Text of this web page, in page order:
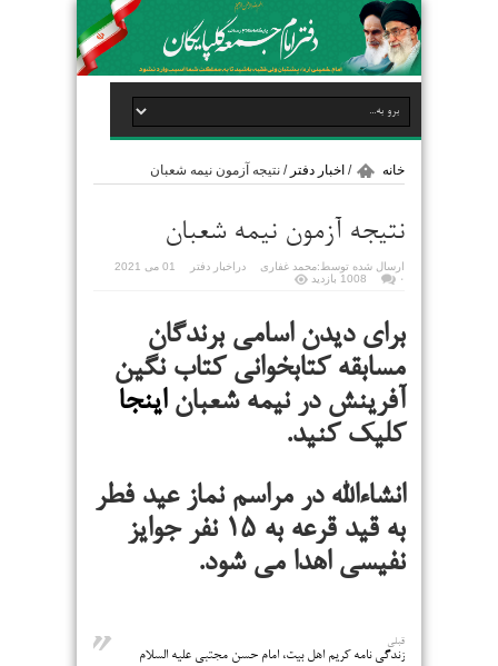
خانه / اخبار دفتر / نتیجه آزمون نیمه شعبان
نتیجه آزمون نیمه شعبان
ارسال شده توسط:محمد غفاری در اخبار دفتر
۰
1008 بازدید
برای دیدن اسامی برندگان
مسابقه کتابخوانی کتاب نگین
آفرینش در نیمه شعباناینجا
کلیک کنید.
انشاءالله در مراسم نماز عید فطر
به قید قرعه به ۱۵ نفر جوایز
نفیسی اهدا می شود.
قبلی
زندگی نامه کریم اهل بیت، امام حسن مجتبی علیه السلام